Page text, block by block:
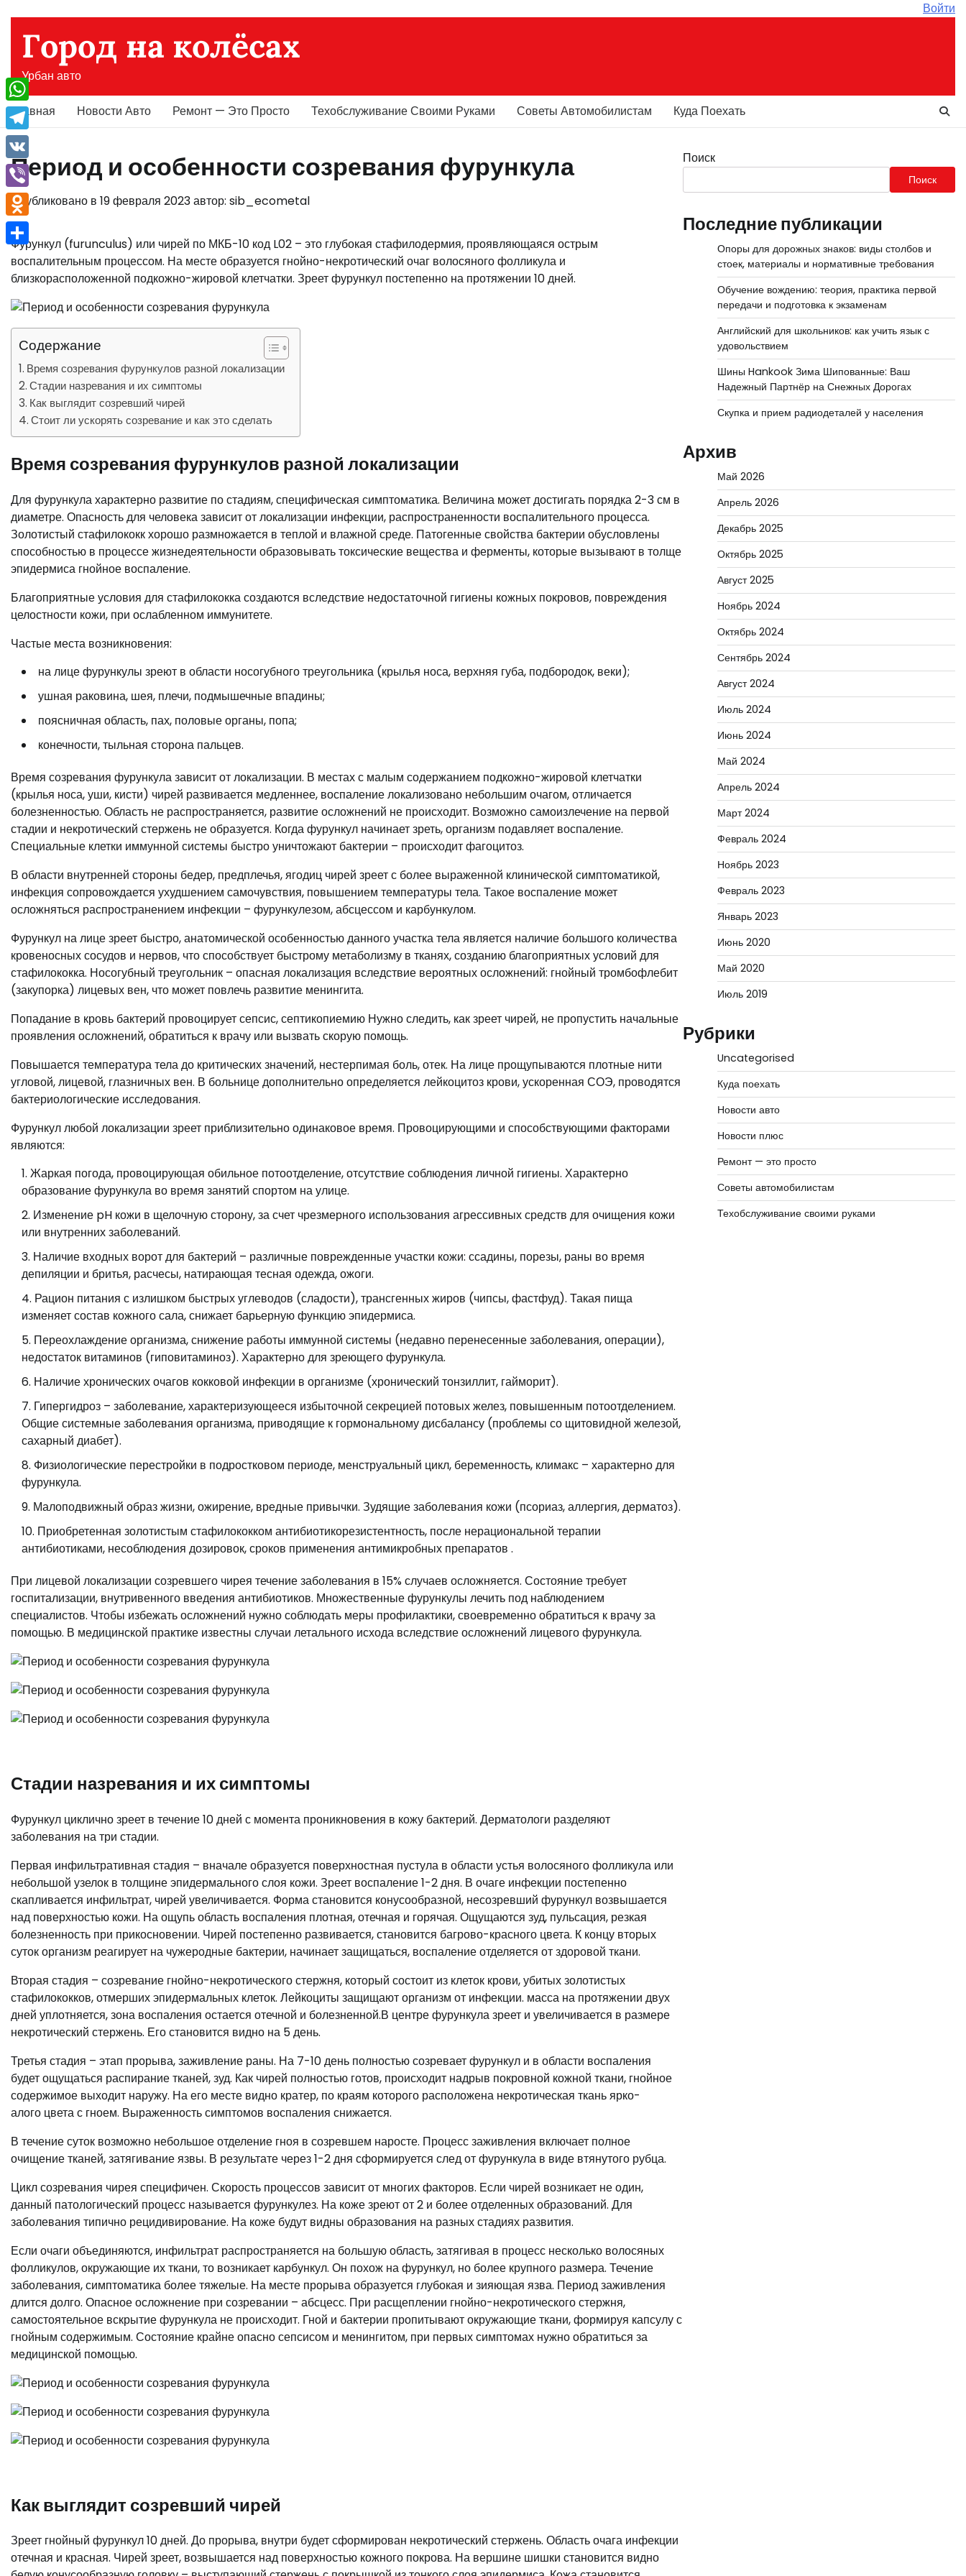
содержимому
Войти
Город на колёсах
Урбан авто
Главная Новости Авто Ремонт — Это Просто Техобслуживание Своими Руками Советы Автомобилистам Куда Поехать
Период и особенности созревания фурункула
Опубликовано в 19 февраля 2023автор: sib_ecometal
Фурункул (furunculus) или чирей по МКБ-10 код L02 – это глубокая стафилодермия, проявляющаяся острым
воспалительным процессом. На месте образуется гнойно-некротический очаг волосяного фолликула и
близкорасположенной подкожно-жировой клетчатки. Зреет фурункул постепенно на протяжении 10 дней.
Содержание
Время созревания фурункулов разной локализации
Стадии назревания и их симптомы
Как выглядит созревший чирей
Стоит ли ускорять созревание и как это сделать
Время созревания фурункулов разной локализации
Для фурункула характерно развитие по стадиям, специфическая симптоматика. Величина может достигать порядка 2-3 см в
диаметре. Опасность для человека зависит от локализации инфекции, распространенности воспалительного процесса.
Золотистый стафилококк хорошо размножается в теплой и влажной среде. Патогенные свойства бактерии обусловлены
способностью в процессе жизнедеятельности образовывать токсические вещества и ферменты, которые вызывают в толще
эпидермиса гнойное воспаление.
Благоприятные условия для стафилококка создаются вследствие недостаточной гигиены кожных покровов, повреждения
целостности кожи, при ослабленном иммунитете.
Частые места возникновения:
на лице фурункулы зреют в области носогубного треугольника (крылья носа, верхняя губа, подбородок, веки);
ушная раковина, шея, плечи, подмышечные впадины;
поясничная область, пах, половые органы, попа;
конечности, тыльная сторона пальцев.
Время созревания фурункула зависит от локализации. В местах с малым содержанием подкожно-жировой клетчатки
(крылья носа, уши, кисти) чирей развивается медленнее, воспаление локализовано небольшим очагом, отличается
болезненностью. Область не распространяется, развитие осложнений не происходит. Возможно самоизлечение на первой
стадии и некротический стержень не образуется. Когда фурункул начинает зреть, организм подавляет воспаление.
Специальные клетки иммунной системы быстро уничтожают бактерии – происходит фагоцитоз.
В области внутренней стороны бедер, предплечья, ягодиц чирей зреет с более выраженной клинической симптоматикой,
инфекция сопровождается ухудшением самочувствия, повышением температуры тела. Такое воспаление может
осложняться распространением инфекции – фурункулезом, абсцессом и карбункулом.
Фурункул на лице зреет быстро, анатомической особенностью данного участка тела является наличие большого количества
кровеносных сосудов и нервов, что способствует быстрому метаболизму в тканях, созданию благоприятных условий для
стафилококка. Носогубный треугольник – опасная локализация вследствие вероятных осложнений: гнойный тромбофлебит
(закупорка) лицевых вен, что может повлечь развитие менингита.
Попадание в кровь бактерий провоцирует сепсис, септикопиемию Нужно следить, как зреет чирей, не пропустить начальные
проявления осложнений, обратиться к врачу или вызвать скорую помощь.
Повышается температура тела до критических значений, нестерпимая боль, отек. На лице прощупываются плотные нити
угловой, лицевой, глазничных вен. В больнице дополнительно определяется лейкоцитоз крови, ускоренная СОЭ, проводятся
бактериологические исследования.
Фурункул любой локализации зреет приблизительно одинаковое время. Провоцирующими и способствующими факторами
являются:
Жаркая погода, провоцирующая обильное потоотделение, отсутствие соблюдения личной гигиены. Характерно
образование фурункула во время занятий спортом на улице.
Изменение pH кожи в щелочную сторону, за счет чрезмерного использования агрессивных средств для очищения кожи
или внутренних заболеваний.
Наличие входных ворот для бактерий – различные поврежденные участки кожи: ссадины, порезы, раны во время
депиляции и бритья, расчесы, натирающая тесная одежда, ожоги.
Рацион питания с излишком быстрых углеводов (сладости), трансгенных жиров (чипсы, фастфуд). Такая пища
изменяет состав кожного сала, снижает барьерную функцию эпидермиса.
Переохлаждение организма, снижение работы иммунной системы (недавно перенесенные заболевания, операции),
недостаток витаминов (гиповитаминоз). Характерно для зреющего фурункула.
Наличие хронических очагов кокковой инфекции в организме (хронический тонзиллит, гайморит).
Гипергидроз – заболевание, характеризующееся избыточной секрецией потовых желез, повышенным потоотделением.
Общие системные заболевания организма, приводящие к гормональному дисбалансу (проблемы со щитовидной железой,
сахарный диабет).
Физиологические перестройки в подростковом периоде, менструальный цикл, беременность, климакс – характерно для
фурункула.
Малоподвижный образ жизни, ожирение, вредные привычки. Зудящие заболевания кожи (псориаз, аллергия, дерматоз).
Приобретенная золотистым стафилококком антибиотикорезистентность, после нерациональной терапии
антибиотиками, несоблюдения дозировок, сроков применения антимикробных препаратов .
При лицевой локализации созревшего чирея течение заболевания в 15% случаев осложняется. Состояние требует
госпитализации, внутривенного введения антибиотиков. Множественные фурункулы лечить под наблюдением
специалистов. Чтобы избежать осложнений нужно соблюдать меры профилактики, своевременно обратиться к врачу за
помощью. В медицинской практике известны случаи летального исхода вследствие осложнений лицевого фурункула.
Стадии назревания и их симптомы
Фурункул циклично зреет в течение 10 дней с момента проникновения в кожу бактерий. Дерматологи разделяют
заболевания на три стадии.
Первая инфильтративная стадия – вначале образуется поверхностная пустула в области устья волосяного фолликула или
небольшой узелок в толщине эпидермального слоя кожи. Зреет воспаление 1-2 дня. В очаге инфекции постепенно
скапливается инфильтрат, чирей увеличивается. Форма становится конусообразной, несозревший фурункул возвышается
над поверхностью кожи. На ощупь область воспаления плотная, отечная и горячая. Ощущаются зуд, пульсация, резкая
болезненность при прикосновении. Чирей постепенно развивается, становится багрово-красного цвета. К концу вторых
суток организм реагирует на чужеродные бактерии, начинает защищаться, воспаление отделяется от здоровой ткани.
Вторая стадия – созревание гнойно-некротического стержня, который состоит из клеток крови, убитых золотистых
стафилококков, отмерших эпидермальных клеток. Лейкоциты защищают организм от инфекции. масса на протяжении двух
дней уплотняется, зона воспаления остается отечной и болезненной.В центре фурункула зреет и увеличивается в размере
некротический стержень. Его становится видно на 5 день.
Третья стадия – этап прорыва, заживление раны. На 7-10 день полностью созревает фурункул и в области воспаления
будет ощущаться распирание тканей, зуд. Как чирей полностью готов, происходит надрыв покровной кожной ткани, гнойное
содержимое выходит наружу. На его месте видно кратер, по краям которого расположена некротическая ткань ярко-
алого цвета с гноем. Выраженность симптомов воспаления снижается.
В течение суток возможно небольшое отделение гноя в созревшем наросте. Процесс заживления включает полное
очищение тканей, затягивание язвы. В результате через 1-2 дня сформируется след от фурункула в виде втянутого рубца.
Цикл созревания чирея специфичен. Скорость процессов зависит от многих факторов. Если чирей возникает не один,
данный патологический процесс называется фурункулез. На коже зреют от 2 и более отделенных образований. Для
заболевания типично рецидивирование. На коже будут видны образования на разных стадиях развития.
Если очаги объединяются, инфильтрат распространяется на большую область, затягивая в процесс несколько волосяных
фолликулов, окружающие их ткани, то возникает карбункул. Он похож на фурункул, но более крупного размера. Течение
заболевания, симптоматика более тяжелые. На месте прорыва образуется глубокая и зияющая язва. Период заживления
длится долго. Опасное осложнение при созревании – абсцесс. При расщеплении гнойно-некротического стержня,
самостоятельное вскрытие фурункула не происходит. Гной и бактерии пропитывают окружающие ткани, формируя капсулу с
гнойным содержимым. Состояние крайне опасно сепсисом и менингитом, при первых симптомах нужно обратиться за
медицинской помощью.
Как выглядит созревший чирей
Зреет гнойный фурункул 10 дней. До прорыва, внутри будет сформирован некротический стержень. Область очага инфекции
отечная и красная. Чирей зреет, возвышается над поверхностью кожного покрова. На вершине шишки становится видно
Поиск
Поиск
Последние публикации
Опоры для дорожных знаков: виды столбов и
стоек, материалы и нормативные требования
Обучение вождению: теория, практика первой
передачи и подготовка к экзаменам
Английский для школьников: как учить язык с
удовольствием
Шины Hankook Зима Шипованные: Ваш
Надежный Партнёр на Снежных Дорогах
Скупка и прием радиодеталей у населения
Архив
Май 2026
Апрель 2026
Декабрь 2025
Октябрь 2025
Август 2025
Ноябрь 2024
Октябрь 2024
Сентябрь 2024
Август 2024
Июль 2024
Июнь 2024
Май 2024
Апрель 2024
Март 2024
Февраль 2024
Ноябрь 2023
Февраль 2023
Январь 2023
Июнь 2020
Май 2020
Июль 2019
Рубрики
Uncategorised
Куда поехать
Новости авто
Новости плюс
Ремонт — это просто
Советы автомобилистам
Техобслуживание своими руками
WhatsApp
Telegram
VK
Viber
Odnoklassniki
Отправить